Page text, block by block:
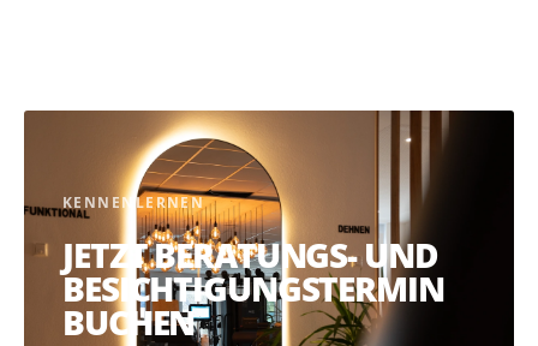
KENNENLERNEN
JETZT BERATUNGS- UND
BESICHTIGUNGSTERMIN
BUCHEN